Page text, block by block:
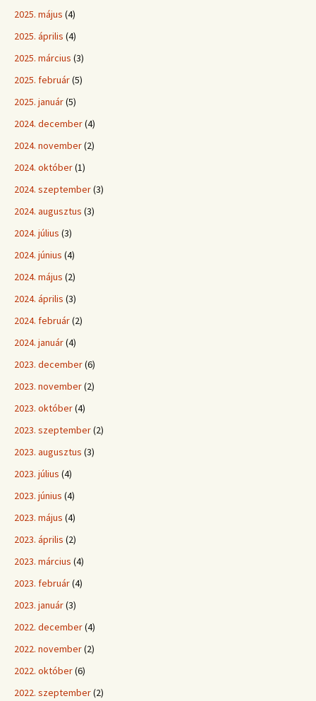
2025. május (4)
2025. április (4)
2025. március (3)
2025. február(5)
2025. január(5)
2024. december(4)
2024. november(2)
2024. október(1)
2024. szeptember(3)
2024. augusztus (3)
2024. július (3)
2024. június (4)
2024. május (2)
2024. április (3)
2024. február(2)
2024. január(4)
2023. december(6)
2023. november(2)
2023. október(4)
2023. szeptember(2)
2023. augusztus (3)
2023. július (4)
2023. június (4)
2023. május (4)
2023. április (2)
2023. március (4)
2023. február(4)
2023. január(3)
2022. december(4)
2022. november(2)
2022. október(6)
2022. szeptember(2)